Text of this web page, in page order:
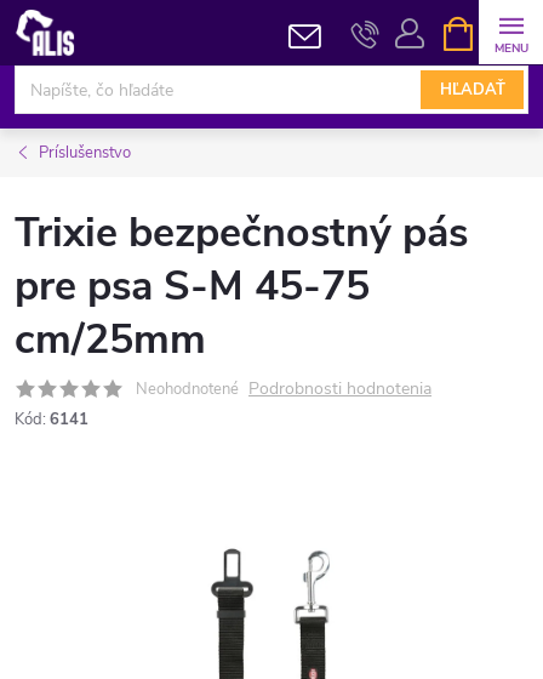
Prejsť
obsah
HĽADAŤ
KOŠÍK
Príslušenstvo
Trixie bezpečnostný pás
pre psa S-M 45-75
cm/25mm
Neohodnotené Podrobnosti hodnotenia
Kód: 6141